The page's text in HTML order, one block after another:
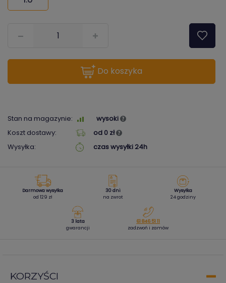
do koszyka
Stan na magazynie:
wysoki
Koszt dostawy:
od 0 zł
Wysyłka:
czas wysyłki 24h
Darmowa wysyłka
od 129 zł
30 dni
na zwrot
Wysyłka
24 godziny
3 lata
gwarancji
61 846 51 11
zadzwoń i zamów
KORZYŚCI